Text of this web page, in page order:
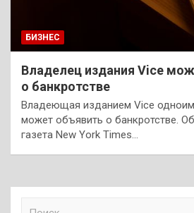
БИЗНЕС
Владелец издания Vice
о банкротстве
Владеющая изданием Vice
может объявить о банкротстве.
газета New York Times…